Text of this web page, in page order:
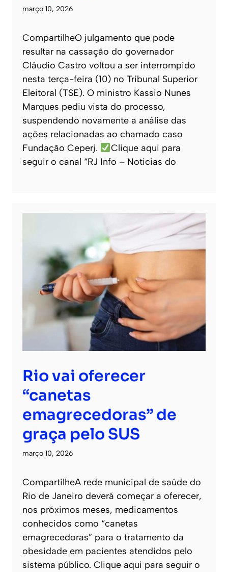
março 10, 2026
CompartilheO julgamento que pode
resultar na cassação do governador
Cláudio Castro voltou a ser interrompido
nesta terça-feira (10) no Tribunal Superior
Eleitoral (TSE). O ministro Kassio Nunes
Marques pediu vista do processo,
suspendendo novamente a análise das
ações relacionadas ao chamado caso
Fundação Ceperj.
Clique aqui para
seguir o canal “RJ Info – Noticias do
Rio vai oferecer
“canetas
emagrecedoras” de
graça pelo SUS
março 10, 2026
CompartilheA rede municipal de saúde do
Rio de Janeiro deverá começar a oferecer,
nos próximos meses, medicamentos
conhecidos como “canetas
emagrecedoras” para o tratamento da
obesidade em pacientes atendidos pelo
sistema público. Clique aqui para seguir o